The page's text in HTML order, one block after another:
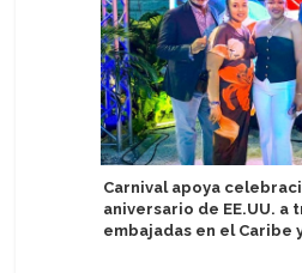
Carnival apoya
aniversario de EE.UU. a
embajadas en el Caribe